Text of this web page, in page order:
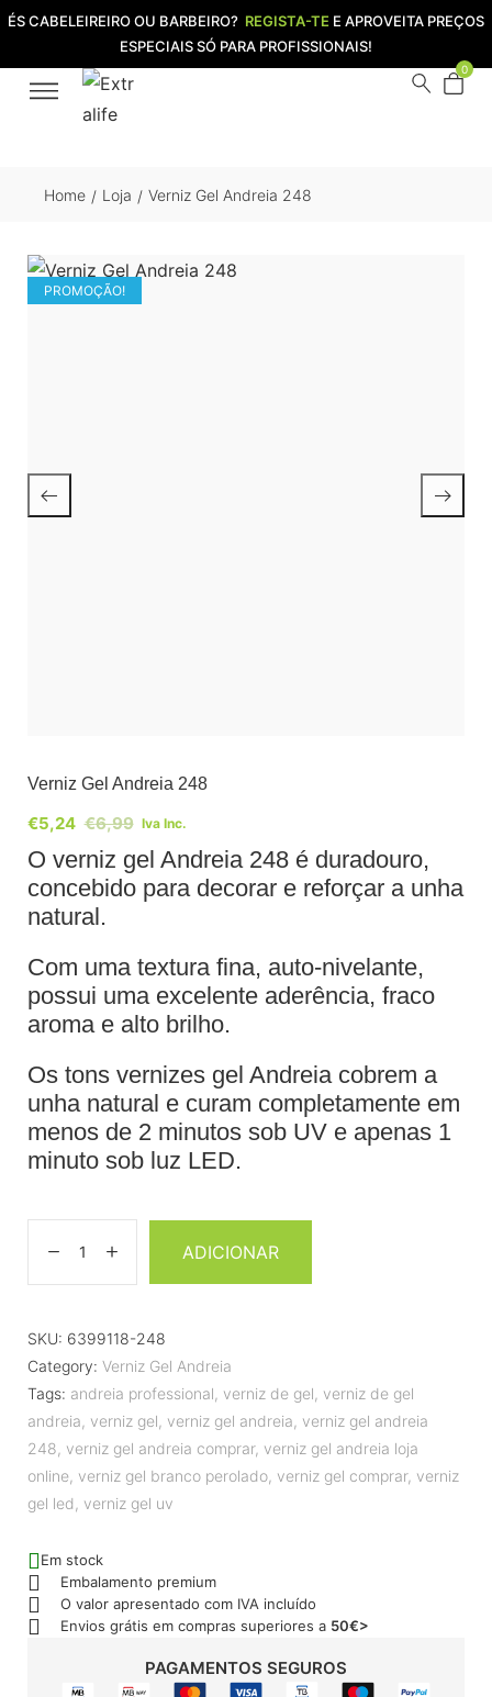
ÉS CABELEIREIRO OU BARBEIRO? REGISTA-TE E APROVEITA PREÇOS
ESPECIAIS SÓ PARA PROFISSIONAIS!
0
Home / Loja / Verniz Gel Andreia 248
PROMOÇÃO!
Verniz Gel Andreia 248
€6,99
€5,24 Iva Inc.
O verniz gel Andreia 248 é duradouro,
concebido para decorar e reforçar a unha
natural.
Com uma textura fina, auto-nivelante,
possui uma excelente aderência, fraco
aroma e alto brilho.
Os tons vernizes gel Andreia cobrem a
unha natural e curam completamente em
menos de 2 minutos sob UV e apenas 1
minuto sob luz LED.
ADICIONAR
SKU: 6399118-248
Category: Verniz Gel Andreia
Tags: andreia professional, verniz de gel, verniz de gel
andreia, verniz gel, verniz gel andreia, verniz gel andreia
248, verniz gel andreia comprar, verniz gel andreia loja
online, verniz gel branco perolado, verniz gel comprar, verniz
gel led , verniz gel uv
Em stock
Embalamento premium
O valor apresentado com IVA incluído
Envios grátis em compras superiores a 50€>
PAGAMENTOS SEGUROS